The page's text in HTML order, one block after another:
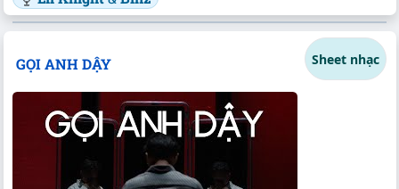
GỌI ANH DẬY Sheet nhạc